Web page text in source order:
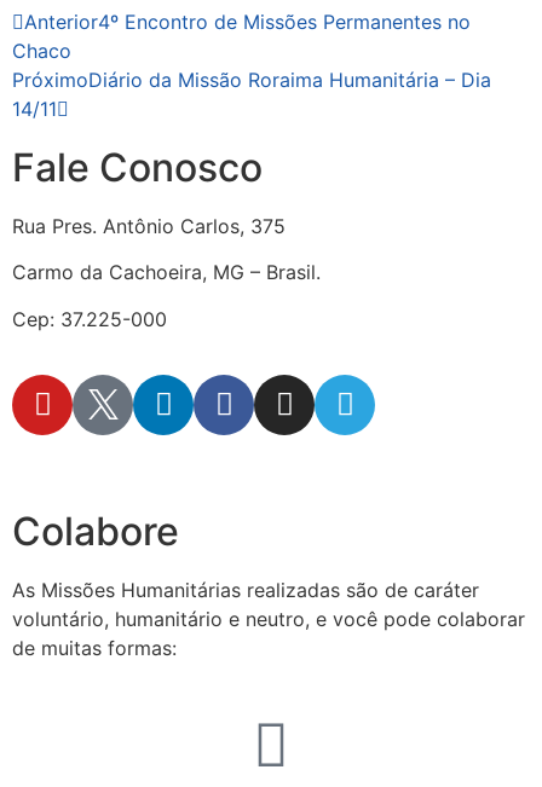
Anterior4º Encontro de Missões Permanentes no
Chaco
PróximoDiário da Missão Roraima Humanitária – Dia
14/11
Fale Conosco
Rua Pres. Antônio Carlos, 375
Carmo da Cachoeira, MG – Brasil.
Cep: 37.225-000
Colabore
As Missões Humanitárias realizadas são de caráter
voluntário, humanitário e neutro, e você pode colaborar
de muitas formas: